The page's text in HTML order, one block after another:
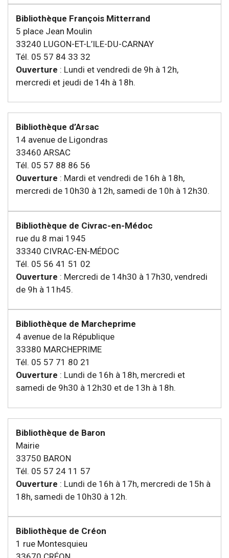
Bibliothèque François Mitterrand
5 place Jean Moulin
33240 LUGON-ET-L’ILE-DU-CARNAY
Tél. 05 57 84 33 32
Ouverture : Lundi et vendredi de 9h à 12h,
mercredi et jeudi de 14h à 18h.
Bibliothèque d’Arsac
14 avenue de Ligondras
33460 ARSAC
Tél. 05 57 88 86 56
Ouverture : Mardi et vendredi de 16h à 18h,
mercredi de 10h30 à 12h, samedi de 10h à 12h30.
Bibliothèque de Civrac-en-Médoc
rue du 8 mai 1945
33340 CIVRAC-EN-MÉDOC
Tél. 05 56 41 51 02
Ouverture : Mercredi de 14h30 à 17h30, vendredi
de 9h à 11h45.
Bibliothèque de Marcheprime
4 avenue de la République
33380 MARCHEPRIME
Tél. 05 57 71 80 21
Ouverture : Lundi de 16h à 18h, mercredi et
samedi de 9h30 à 12h30 et de 13h à 18h.
Bibliothèque de Baron
Mairie
33750 BARON
Tél. 05 57 24 11 57
Ouverture : Lundi de 16h à 17h, mercredi de 15h à
18h, samedi de 10h30 à 12h.
Bibliothèque de Créon
1 rue Montesquieu